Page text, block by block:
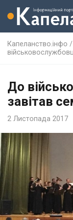
Капеланство.інфо /
До
завітав
2 Листопада 2017